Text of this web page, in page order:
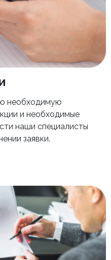
необходимую
и необходимые
наши специалисты
заявки.